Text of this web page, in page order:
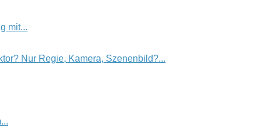
mit...
Nur Regie, Kamera, Szenenbild?...